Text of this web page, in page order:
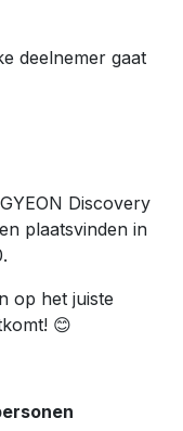
deelnemer gaat
Discovery
plaatsvinden in
op het juiste
😊